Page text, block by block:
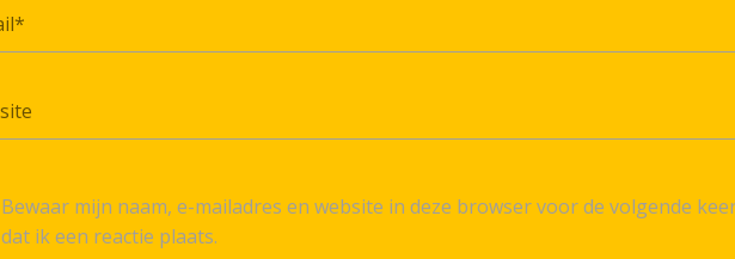
Bewaar mijn naam, e-mailadres en website in deze browser voor de volgende
dat ik een reactie plaats.